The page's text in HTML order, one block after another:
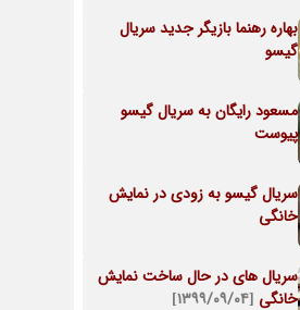
بهاره رهنما بازیگر جدید سریال
گیسو
مسعود رایگان به سریال گیسو
پیوست
سریال گیسو به زودی در نمایش
خانگی
سریال های در حال ساخت نمایش
خانگی [۱۳۹۹/۰۹/۰۴]